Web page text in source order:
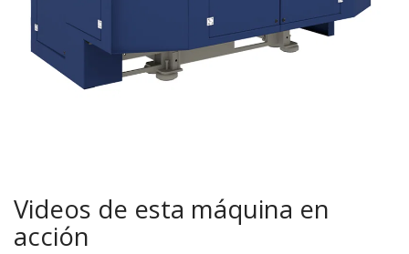
Videos de esta máquina en
acción